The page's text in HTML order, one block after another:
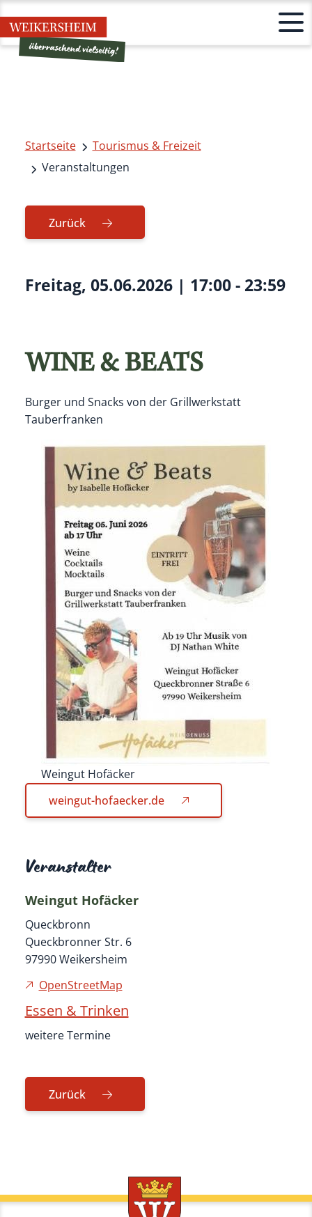
Startseite
Tourismus & Freizeit
Veranstaltungen
Zurück
Freitag, 05.06.2026 | 17:00 - 23:59
WINE & BEATS
Burger und Snacks von der Grillwerkstatt
Tauberfranken
Weingut Hofäcker
weingut-hofaecker.de
Veranstalter
Weingut Hofäcker
Queckbronn
Queckbronner Str. 6
97990 Weikersheim
OpenStreetMap
Essen & Trinken
weitere Termine
Zurück